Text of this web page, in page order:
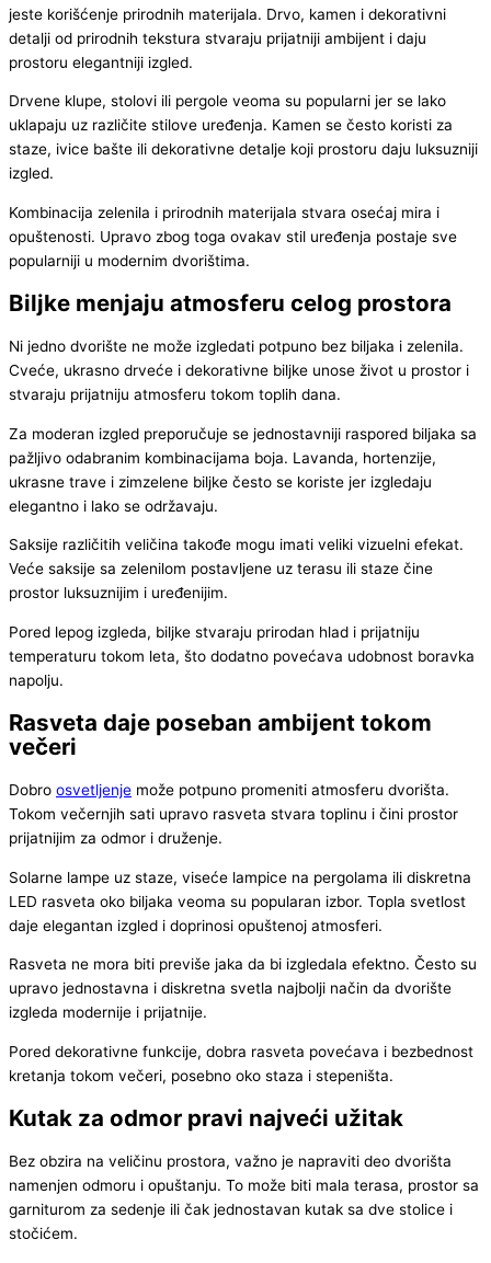
jeste korišćenje prirodnih materijala. Drvo, kamen i dekorativni
detalji od prirodnih tekstura stvaraju prijatniji ambijent i daju
prostoru elegantniji izgled.
Drvene klupe, stolovi ili pergole veoma su popularni jer se lako
uklapaju uz različite stilove uređenja. Kamen se često koristi za
staze, ivice bašte ili dekorativne detalje koji prostoru daju luksuzniji
izgled.
Kombinacija zelenila i prirodnih materijala stvara osećaj mira i
opuštenosti. Upravo zbog toga ovakav stil uređenja postaje sve
popularniji u modernim dvorištima.
Biljke menjaju atmosferu celog prostora
Ni jedno dvorište ne može izgledati potpuno bez biljaka i zelenila.
Cveće, ukrasno drveće i dekorativne biljke unose život u prostor i
stvaraju prijatniju atmosferu tokom toplih dana.
Za moderan izgled preporučuje se jednostavniji raspored biljaka sa
pažljivo odabranim kombinacijama boja. Lavanda, hortenzije,
ukrasne trave i zimzelene biljke često se koriste jer izgledaju
elegantno i lako se održavaju.
Saksije različitih veličina takođe mogu imati veliki vizuelni efekat.
Veće saksije sa zelenilom postavljene uz terasu ili staze čine
prostor luksuznijim i uređenijim.
Pored lepog izgleda, biljke stvaraju prirodan hlad i prijatniju
temperaturu tokom leta, što dodatno povećava udobnost boravka
napolju.
Rasveta daje poseban ambijent tokom
večeri
Dobro osvetljenje može potpuno promeniti atmosferu dvorišta.
Tokom večernjih sati upravo rasveta stvara toplinu i čini prostor
prijatnijim za odmor i druženje.
Solarne lampe uz staze, viseće lampice na pergolama ili diskretna
LED rasveta oko biljaka veoma su popularan izbor. Topla svetlost
daje elegantan izgled i doprinosi opuštenoj atmosferi.
Rasveta ne mora biti previše jaka da bi izgledala efektno. Često su
upravo jednostavna i diskretna svetla najbolji način da dvorište
izgleda modernije i prijatnije.
Pored dekorativne funkcije, dobra rasveta povećava i bezbednost
kretanja tokom večeri, posebno oko staza i stepeništa.
Kutak za odmor pravi najveći užitak
Bez obzira na veličinu prostora, važno je napraviti deo dvorišta
namenjen odmoru i opuštanju. To može biti mala terasa, prostor sa
garniturom za sedenje ili čak jednostavan kutak sa dve stolice i
stočićem.